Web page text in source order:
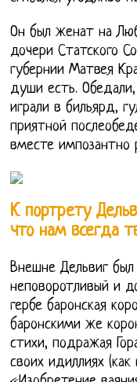
Он был женат на
дочери Статского
губернии Матвея
души есть.
играли в бильярд,
приятной
вместе импозантно
К портрету
что нам всегда
Внешне Дельвиг
неповоротливый и
гербе баронская
баронскими же
стихи, подражая
своих идиллиях